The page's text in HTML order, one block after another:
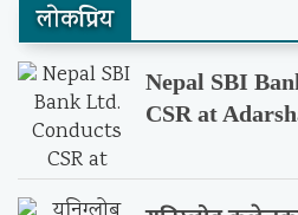
लाेकप्रिय
Nepal SBI
CSR at